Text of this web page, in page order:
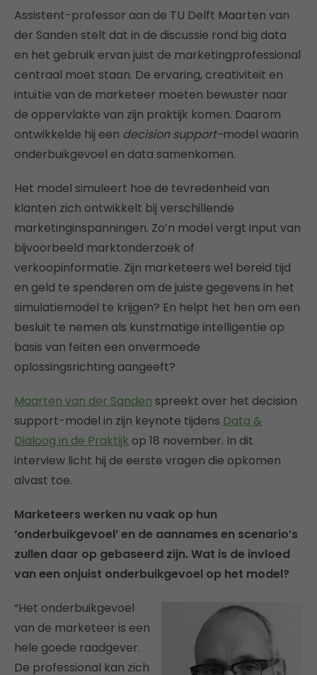
Assistent-professor aan de TU Delft Maarten van
der Sanden stelt dat in de discussie rond big data
en het gebruik ervan juist de marketingprofessional
centraal moet staan. De ervaring, creativiteit en
intuïtie van de marketeer moeten bewuster naar
de oppervlakte van zijn praktijk komen. Daarom
ontwikkelde hij een decision support-model waarin
onderbuikgevoel en data samenkomen.
Het model simuleert hoe de tevredenheid van
klanten zich ontwikkelt bij verschillende
marketinginspanningen. Zo’n model vergt input van
bijvoorbeeld marktonderzoek of
verkoopinformatie. Zijn marketeers wel bereid tijd
en geld te spenderen om de juiste gegevens in het
simulatiemodel te krijgen? En helpt het hen om een
besluit te nemen als kunstmatige intelligentie op
basis van feiten een onvermoede
oplossingsrichting aangeeft?
Maarten van der Sanden spreekt over het decision
support-model in zijn keynote tijdens Data &
Dialoog in de Praktijk op 18 november. In dit
interview licht hij de eerste vragen die opkomen
alvast toe.
Marketeers werken nu vaak op hun
‘onderbuikgevoel’ en de aannames en scenario’s
zullen daar op gebaseerd zijn. Wat is de invloed
van een onjuist onderbuikgevoel op het model?
“Het onderbuikgevoel
van de marketeer is een
hele goede raadgever.
De professional kan zich